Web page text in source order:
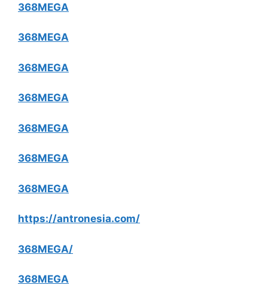
368MEGA
368MEGA
368MEGA
368MEGA
368MEGA
368MEGA
368MEGA
https://antronesia.com/
368MEGA/
368MEGA